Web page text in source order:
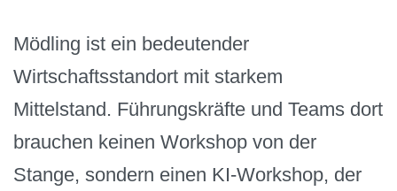
Mödling ist ein bedeutender
Wirtschaftsstandort mit starkem
Mittelstand. Führungskräfte und Teams dort
brauchen keinen Workshop von der
Stange, sondern einen KI-Workshop, der